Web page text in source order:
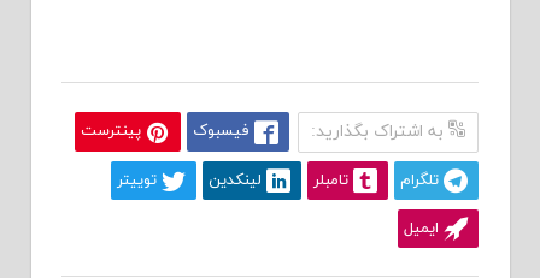
به اشتراک بگذارید: فیسبوک پینترست
تلگرام تامبلر لینکدین توییتر
ایمیل